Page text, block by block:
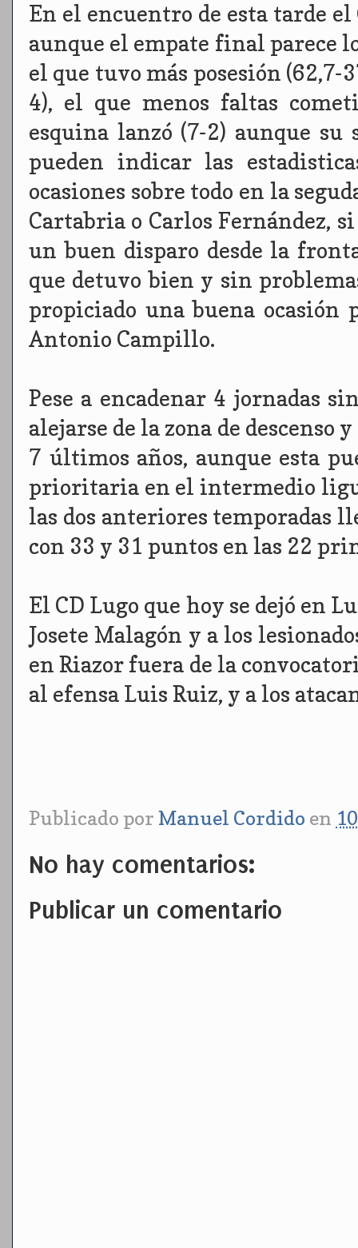
En el encuentro de esta tarde
aunque el empate final parece
el que tuvo más posesión (62,7-
4), el que menos faltas
esquina lanzó (7-2) aunque
pueden indicar las
ocasiones sobre todo en la
Cartabria o Carlos Fernández,
un buen disparo desde la
que detuvo bien y sin
propiciado una buena
Antonio Campillo.
Pese a encadenar 4 jornadas
alejarse de la zona de descenso
7 últimos años, aunque esta
prioritaria en el intermedio
las dos anteriores temporadas
con 33 y 31 puntos en las 22
El CD Lugo que hoy se dejó en
Josete Malagón y a los
en Riazor fuera de la
al efensa Luis Ruiz, y a los
Publicado por Manuel Cordido en
No hay comentarios:
Publicar un comentario